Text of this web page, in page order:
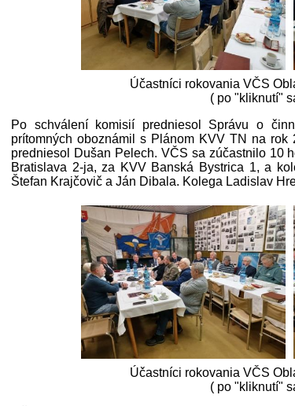
Účastníci rokovania VČS
( po "kliknutí"
Po schválení komisií predniesol Správu o
prítomných oboznámil s Plánom KVV TN na
predniesol Dušan Pelech. VČS sa zúčastnilo 10
Bratislava 2-ja, za KVV Banská Bystrica 1, a
Štefan Krajčovič a Ján Dibala. Kolega Ladislav
Účastníci rokovania VČS
( po "kliknutí"